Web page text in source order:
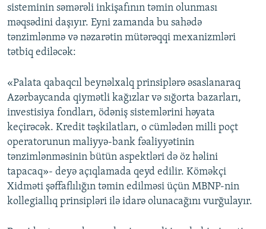
sisteminin səmərəli inkişafının təmin olunması
məqsədini daşıyır. Eyni zamanda bu sahədə
tənzimlənmə və nəzarətin mütərəqqi mexanizmləri
tətbiq ediləcək:
«Palata qabaqcıl beynəlxalq prinsiplərə əsaslanaraq
Azərbaycanda qiymətli kağızlar və sığorta bazarları,
investisiya fondları, ödəniş sistemlərini həyata
keçirəcək. Kredit təşkilatları, o cümlədən milli poçt
operatorunun maliyyə-bank fəaliyyətinin
tənzimlənməsinin bütün aspektləri də öz həlini
tapacaq»- deyə açıqlamada qeyd edilir. Köməkçi
Xidməti şəffaflılığın təmin edilməsi üçün MBNP-nin
kollegiallıq prinsipləri ilə idarə olunacağını vurğulayır.